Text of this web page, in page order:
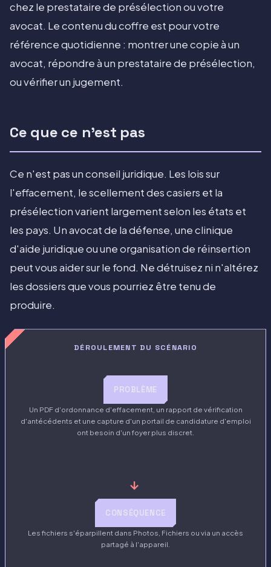
chez le prestataire de présélection ou votre
avocat. Le contenu du coffre est pour votre
référence quotidienne : montrer une copie à un
avocat, répondre à un prestataire de présélection,
ou vérifier un jugement.
Ce que ce n'est pas
Ce n'est pas un conseil juridique. Les lois sur
l'effacement, le scellement des casiers et la
présélection varient largement selon les états et
les pays. Un avocat de la défense, une clinique
d'aide juridique ou une organisation de réinsertion
peut vous aider sur le fond. Ne détruisez ni n'altérez
les dossiers que vous pourriez être tenu de
produire.
DÉROULEMENT DU SCÉNARIO
PROBLÈME
Un PDF d'ordonnance d'effacement, un rapport de vérification
d'antécédents et une capture d'un portail de candidature d'emploi
ont besoin d'un foyer plus discret.
→
CONSÉQUENCE
Les fichiers s'éparpillent dans Photos, Fichiers ou via un accès
partagé à l'appareil.